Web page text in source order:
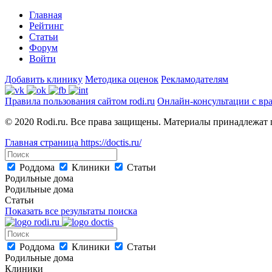
Главная
Рейтинг
Статьи
Форум
Войти
Добавить клинику Методика оценок Рекламодателям
Правила пользования сайтом rodi.ru Онлайн-консультации с
© 2020 Rodi.ru. Все права защищены. Материалы принадлежат
Главная страница https://doctis.ru/
Роддома Клиники
Статьи
Родильные дома
Родильные дома
Статьи
Показать все результаты поиска
Роддома Клиники
Статьи
Родильные дома
Клиники